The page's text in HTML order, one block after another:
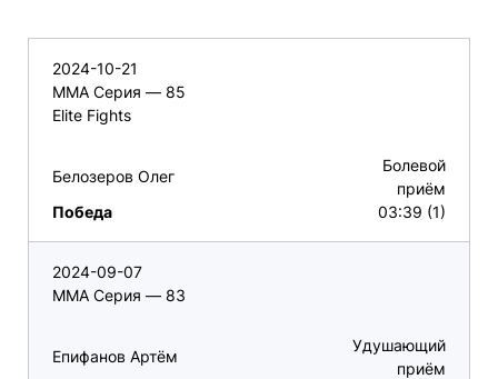
2024-10-21
ММА Серия — 85
Elite Fights
Белозеров Олег
Победа
Болевой
приём
03:39 (1)
2024-09-07
ММА Серия — 83
Епифанов Артём
Удушающий
приём